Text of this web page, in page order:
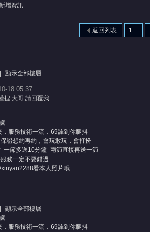
增資訊
1 ...
返回列表
顯示全部樓層
18 05:37
捏 大哥 請回覆我
服務技術一流，69舔到你腿抖
證想約再約，會玩敢玩，會打扮
一節多送10分鐘 兩節直接再送一節
務一定不要錯過
看本人照片哦
顯示全部樓層
服務技術一流，69舔到你腿抖